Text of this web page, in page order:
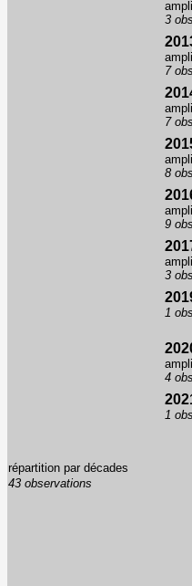
3
7
7
8
9
3
1
4
1
répartition par décades
43 observations